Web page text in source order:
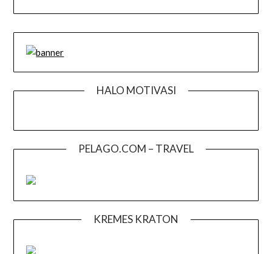
HALO MOTIVASI
PELAGO.COM – TRAVEL
KREMES KRATON